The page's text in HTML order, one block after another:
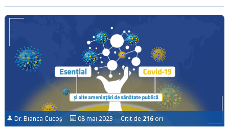
Dr. Bianca Cucoș 08 mai 2023 Citit de216 ori